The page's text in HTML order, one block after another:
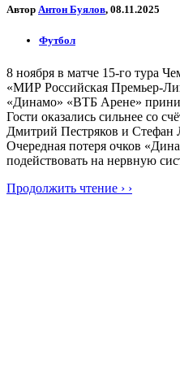
Автор Антон Буялов, 08.11.2025
Футбол
8 ноября в матче 15-го тура
«МИР Российская Премьер-
«Динамо» «ВТБ Арене»
Гости оказались сильнее со
Дмитрий Пестряков и Стефан
Очередная потеря очков
подействовать на нервную
Продолжить чтение › ›